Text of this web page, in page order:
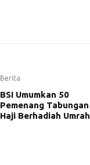
Berita
BSI Umumkan 50
Pemenang Tabungan
Haji Berhadiah Umrah